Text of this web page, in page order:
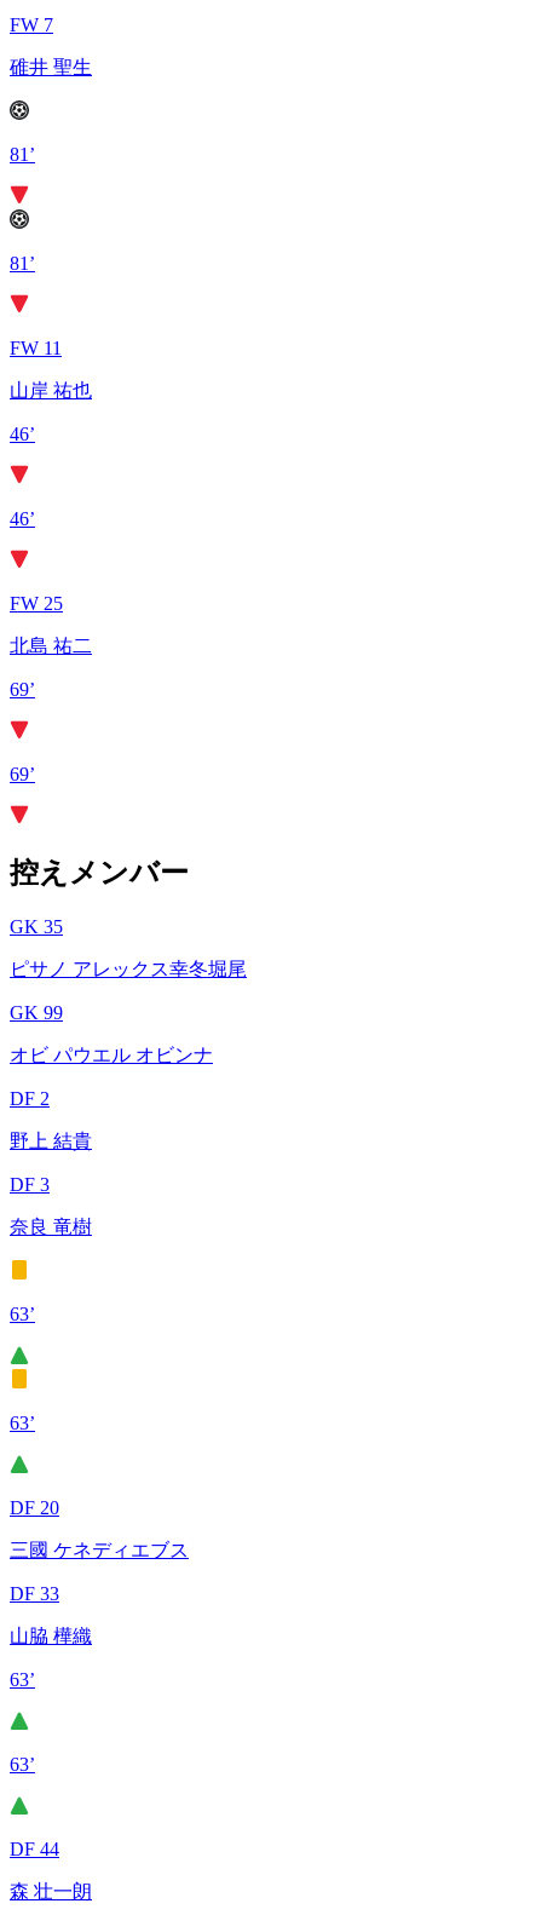
FW 7
碓井 聖生
81’
81’
FW 11
山岸 祐也
46’
46’
FW 25
北島 祐二
69’
69’
控えメンバー
GK 35
ピサノ アレックス幸冬堀尾
GK 99
オビ パウエル オビンナ
DF 2
野上 結貴
DF 3
奈良 竜樹
63’
63’
DF 20
三國 ケネディエブス
DF 33
山脇 樺織
63’
63’
DF 44
森 壮一朗